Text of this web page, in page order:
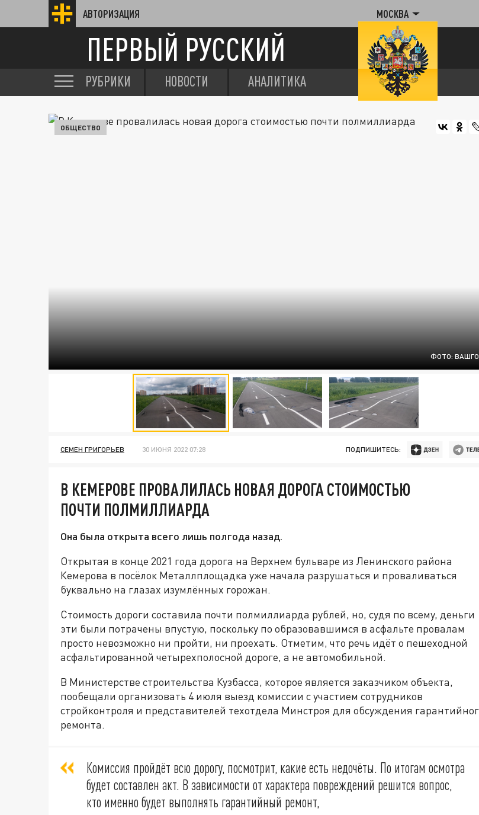
АВТОРИЗАЦИЯ МОСКВА
ПЕРВЫЙ РУССКИЙ
РУБРИКИ НОВОСТИ АНАЛИТИКА
ФОТО:
ОБЩЕСТВО
СЕМЕН ГРИГОРЬЕВ 30 ИЮНЯ 2022 07:28 ПОДПИШИТЕСЬ:
В КЕМЕРОВЕ ПРОВАЛИЛАСЬ НОВАЯ ДОРОГА СТОИМОСТЬЮ
ПОЧТИ ПОЛМИЛЛИАРДА
Она была открыта всего лишь полгода назад.
Открытая в конце 2021 года дорога на Верхнем бульваре из Ленинского района
Кемерова в посёлок Металлплощадка уже начала разрушаться и проваливаться
буквально на глазах изумлённых горожан.
Стоимость дороги составила почти полмиллиарда рублей, но, судя по всему, деньги
эти были потрачены впустую, поскольку по образовавшимся в асфальте провалам
просто невозможно ни пройти, ни проехать. Отметим, что речь идёт о пешеходной
асфальтированной четырехполосной дороге, а не автомобильной.
В Министерстве строительства Кузбасса, которое является заказчиком объекта,
пообещали организовать 4 июля выезд комиссии с участием сотрудников
стройконтроля и представителей техотдела Минстроя для обсуждения
ремонта.
Комиссия пройдёт всю дорогу, посмотрит, какие есть недочёты. По итогам осмотра
будет составлен акт. В зависимости от характера повреждений решится вопрос,
кто именно будет выполнять гарантийный ремонт,